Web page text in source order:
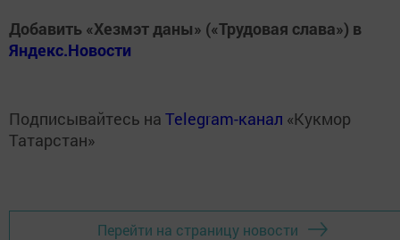
Добавить «Хезмэт даны» («Трудовая слава») в
Яндекс.Новости
Подписывайтесь на Telegram-канал «Кукмор
Татарстан»
Перейти на страницу новости